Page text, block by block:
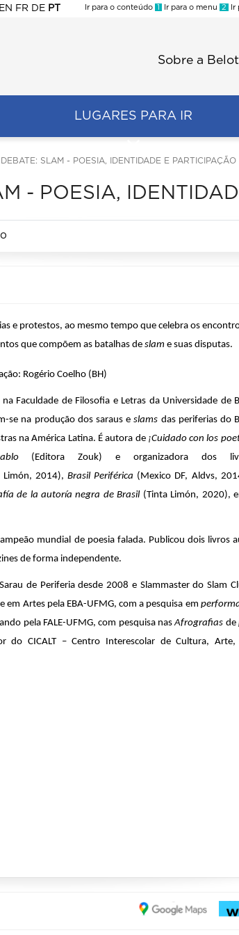
EN FR DE PT
Ir para o conteúdo 1 Ir para o menu 2 Ir
Sobre a
LUGARES PARA IR
SLAM - POESIA, IDENTIDADE E PARTICIPAÇÃO
- POESIA,
e protestos, ao mesmo tempo que celebra os
que compõem as batalhas de slam e suas disputas.
Rogério Coelho (BH)
Faculdade de Filosofia e Letras da Universidade de
se na produção dos saraus e slams das periferias do
na América Latina. É autora de ¡Cuidado con los
(Editora Zouk) e organizadora dos
Limón, 2014), Brasil Periférica (Mexico DF, Aldvs,
de la autoría negra de Brasil (Tinta Limón, 2020),
mundial de poesia falada. Publicou dois livros
de forma independente.
de Periferia desde 2008 e Slammaster do Slam
Artes pela EBA-UFMG, com a pesquisa em
pela FALE-UFMG, com pesquisa nas Afrografias de
do CICALT – Centro Interescolar de Cultura, Arte,